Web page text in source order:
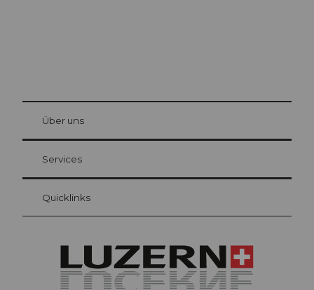
Gästekarte Luzern
Ihre Vorteile als Übernachtungsgast
at Bre
Über uns
Services
Quicklinks